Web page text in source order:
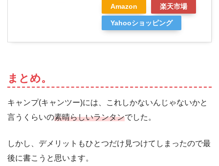
Amazon 楽天市場
Yahooショッピング
まとめ。
キャンプ(キャンツー)には、これしかないんじゃないかと
言うくらいの素晴らしいランタンでした。
しかし、デメリットもひとつだけ見つけてしまったので最
後に書こうと思います。